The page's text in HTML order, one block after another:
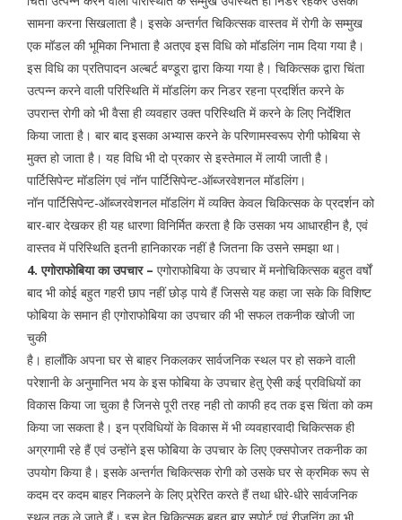
सामना करना सिखलाता है। इसके अन्तर्गत चिकित्सक वास्तव में रोगी के सम्मुख
एक मॉडल की भूमिका निभाता है अतएव इस विधि को मॉडलिंग नाम दिया गया है।
इस विधि का प्रतिपादन अल्बर्ट बण्डूरा द्वारा किया गया है। चिकित्सक द्वारा चिंता
उत्पन्न करने वाली परिस्थिति में मॉडलिंग कर निडर रहना प्रदर्शित करने के
उपरान्त रोगी को भी वैसा ही व्यवहार उक्त परिस्थिति में करने के लिए निर्देशित
किया जाता है। बार बाद इसका अभ्यास करने के परिणामस्वरूप रोगी फोबिया से
मुक्त हो जाता है। यह विधि भी दो प्रकार से इस्तेमाल में लायी जाती है।
पार्टिसिपेन्ट मॉडलिंग एवं नॉन पार्टिसिपेन्ट-ऑब्जरवेशनल मॉडलिंग।
नॉन पार्टिसिपेन्ट-ऑब्जरवेशनल मॉडलिंग में व्यक्ति केवल चिकित्सक के प्रदर्शन को
बार-बार देखकर ही यह धारणा विनिर्मित करता है कि उसका भय आधारहीन है, एवं
वास्तव में परिस्थिति इतनी हानिकारक नहीं है जितना कि उसने समझा था।
4. एगोराफोबिया का उपचार – एगोराफोबिया के उपचार में मनोचिकित्सक बहुत वर्षों
बाद भी कोई बहुत गहरी छाप नहीं छोड़ पाये हैं जिससे यह कहा जा सके कि विशिष्ट
फोबिया के समान ही एगोराफोबिया का उपचार की भी सफल तकनीक खोजी जा
चुकी
है। हालॉंकि अपना घर से बाहर निकलकर सार्वजनिक स्थल पर हो सकने वाली
परेशानी के अनुमानित भय के इस फोबिया के उपचार हेतु ऐसी कई प्रविधियों का
विकास किया जा चुका है जिनसे पूरी तरह नही तो काफी हद तक इस चिंता को कम
किया जा सकता है। इन प्रविधियों के विकास में भी व्यवहारवादी चिकित्सक ही
अग्रगामी रहे हैं एवं उन्होंने इस फोबिया के उपचार के लिए एक्सपोजर तकनीक का
उपयोग किया है। इसके अन्तर्गत चिकित्सक रोगी को उसके घर से क्रमिक रूप से
कदम दर कदम बाहर निकलने के लिए प्र्रेरित करते हैं तथा धीरे-धीरे सार्वजनिक